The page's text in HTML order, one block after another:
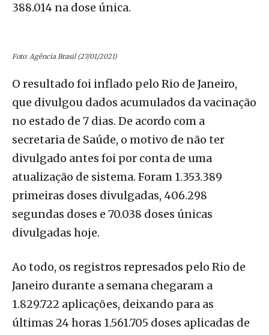
388.014 na dose única.
Foto: Agência Brasil (27/01/2021)
O resultado foi inflado pelo Rio de Janeiro,
que divulgou dados acumulados da vacinação
no estado de 7 dias. De acordo com a
secretaria de Saúde, o motivo de não ter
divulgado antes foi por conta de uma
atualização de sistema. Foram 1.353.389
primeiras doses divulgadas, 406.298
segundas doses e 70.038 doses únicas
divulgadas hoje.
Ao todo, os registros represados pelo Rio de
Janeiro durante a semana chegaram a
1.829.722 aplicações, deixando para as
últimas 24 horas 1.561.705 doses aplicadas de